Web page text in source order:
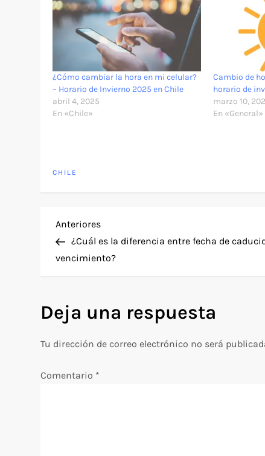
¿Cómo cambiar la hora en mi celular?
– Horario de Invierno 2025 en Chile
abril 4, 2025
En «Chile»
Cambio de
horario de
marzo 10,
En «General»
CHILE
N
a
e
g
a
Entrada
anterior
Anteriores
¿Cuál es la diferencia entre fecha de
vencimiento?
Deja una respuesta
Tu dirección de correo electrónico no será
Comentario *